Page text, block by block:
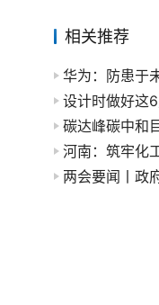
相关推荐
华为：防患于
设计时做好这
碳达峰碳中和
河南：筑牢化
两会要闻丨政